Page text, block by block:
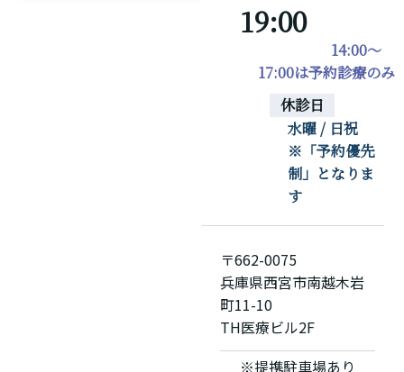
19:00
14:00～
17:00は予約診療のみ
休診日
水曜 / 日祝
※「予約優先
制」となりま
す
〒662-0075
兵庫県西宮市南越木岩
町11-10
TH医療ビル2F
※提携駐車場あり